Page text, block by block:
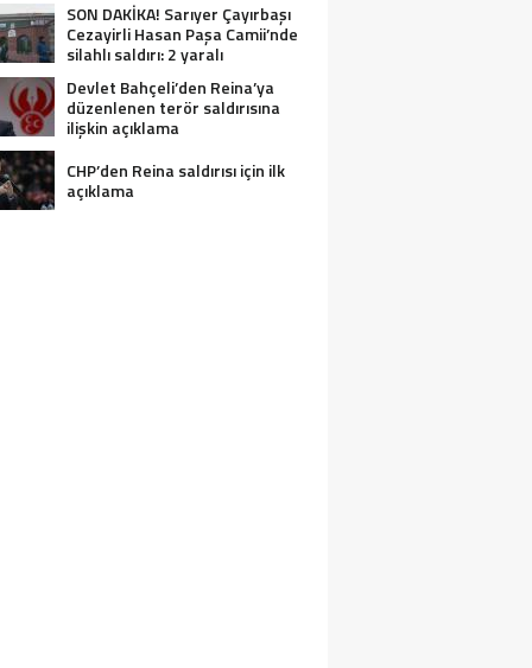
SON DAKİKA! Sarıyer Çayırbaşı
Cezayirli Hasan Paşa Camii’nde
silahlı saldırı: 2 yaralı
Devlet Bahçeli’den Reina’ya
düzenlenen terör saldırısına
ilişkin açıklama
CHP’den Reina saldırısı için ilk
açıklama